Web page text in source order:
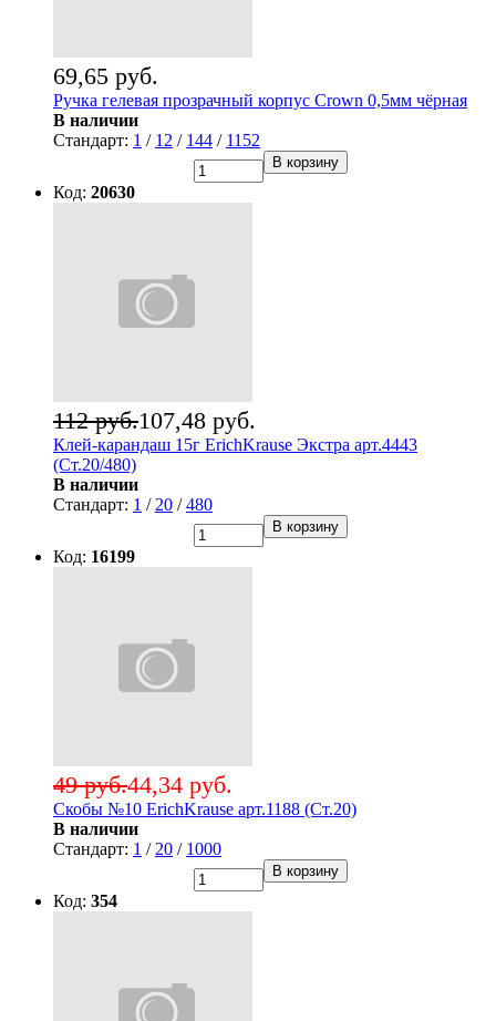
69,65 руб.
Ручка гелевая прозрачный корпус Crown 0,5мм чёрная
В наличии
Стандарт: 1 / 12 / 144 / 1152
В корзину
Код: 20630
107,48 руб.
112 руб.
Клей-карандаш 15г ErichKrause Экстра арт.4443
(Ст.20/480)
В наличии
Стандарт: 1 / 20 /480
В корзину
Код: 16199
44,34 руб.
49 руб.
Скобы №10 ErichKrause арт.1188 (Ст.20)
В наличии
Стандарт: 1 / 20 / 1000
В корзину
Код: 354